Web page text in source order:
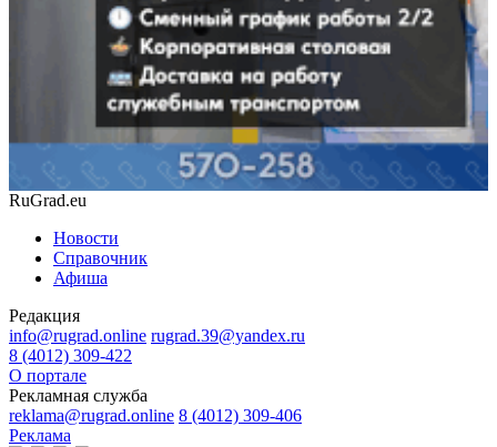
RuGrad.eu
Новости
Справочник
Афиша
Редакция
info@rugrad.online rugrad.39@yandex.ru
8 (4012) 309-422
О портале
Рекламная служба
reklama@rugrad.online 8 (4012) 309-406
Реклама